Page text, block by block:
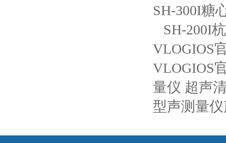
SH-300I糖
SH-200I
VLOGIOS
VLOGIOS
量仪 超声
型声测量